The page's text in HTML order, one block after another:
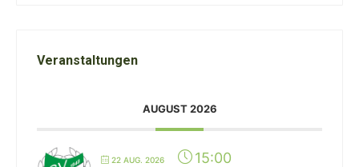
Veranstaltungen
AUGUST 2026
22 AUG. 2026 15:00